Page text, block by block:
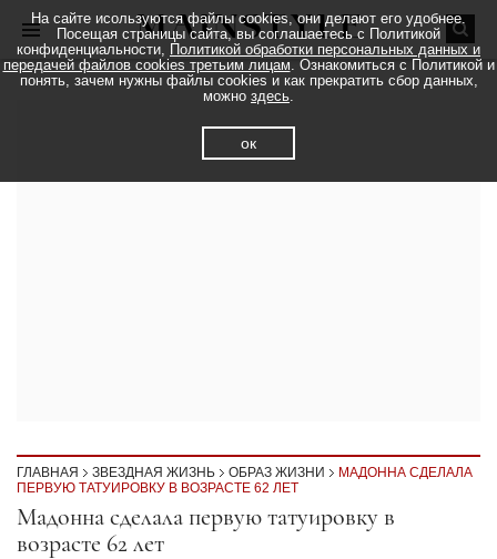
ГЛАВНАЯ ЗВЕЗДНАЯ ЖИЗНЬ ОБРАЗ ЖИЗНИ
МАДОННА СДЕЛАЛА
ПЕРВУЮ ТАТУИРОВКУ В ВОЗРАСТЕ 62 ЛЕТ
Секция статей
Мадонна сделала первую татуировку в
возрасте 62 лет
На сайте исользуются файлы cookies, они делают его удобнее.
Посещая страницы сайта, вы соглашаетесь с Политикой
конфиденциальности, Политикой обработки персональных данных и
передачей файлов cookies третьим лицам. Ознакомиться с Политикой и
понять, зачем нужны файлы cookies и как прекратить сбор данных,
можно здесь.
ок